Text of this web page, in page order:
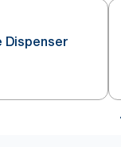
Dispenser